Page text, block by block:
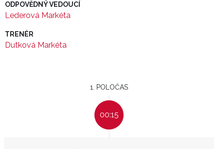
ODPOVĚDNÝ VEDOUCÍ
Lederová Markéta
TRENÉR
Dutková Markéta
1. POLOČAS
00:15